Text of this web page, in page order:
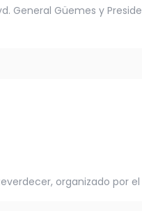
General Güemes y
organizado por el